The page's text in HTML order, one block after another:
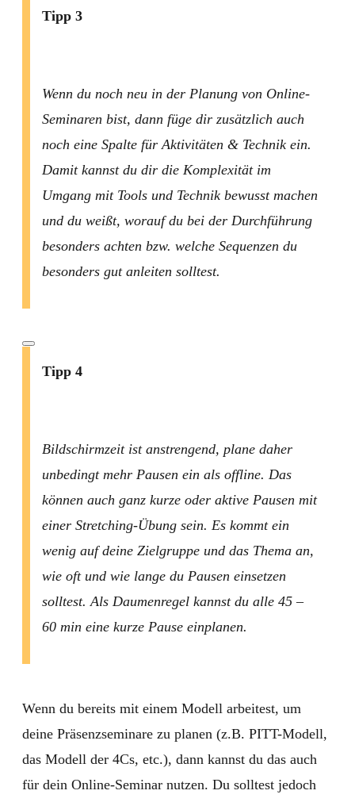
Tipp 3
Wenn du noch neu in der Planung von Online-
Seminaren bist, dann füge dir zusätzlich auch
noch eine Spalte für Aktivitäten & Technik ein.
Damit kannst du dir die Komplexität im
Umgang mit Tools und Technik bewusst machen
und du weißt, worauf du bei der Durchführung
besonders achten bzw. welche Sequenzen du
besonders gut anleiten solltest.
Tipp 4
Bildschirmzeit ist anstrengend, plane daher
unbedingt mehr Pausen ein als offline. Das
können auch ganz kurze oder aktive Pausen mit
einer Stretching-Übung sein. Es kommt ein
wenig auf deine Zielgruppe und das Thema an,
wie oft und wie lange du Pausen einsetzen
solltest. Als Daumenregel kannst du alle 45 –
60 min eine kurze Pause einplanen.
Wenn du bereits mit einem Modell arbeitest, um
deine Präsenzseminare zu planen (z.B. PITT-Modell,
das Modell der 4Cs, etc.), dann kannst du das auch
für dein Online-Seminar nutzen. Du solltest jedoch